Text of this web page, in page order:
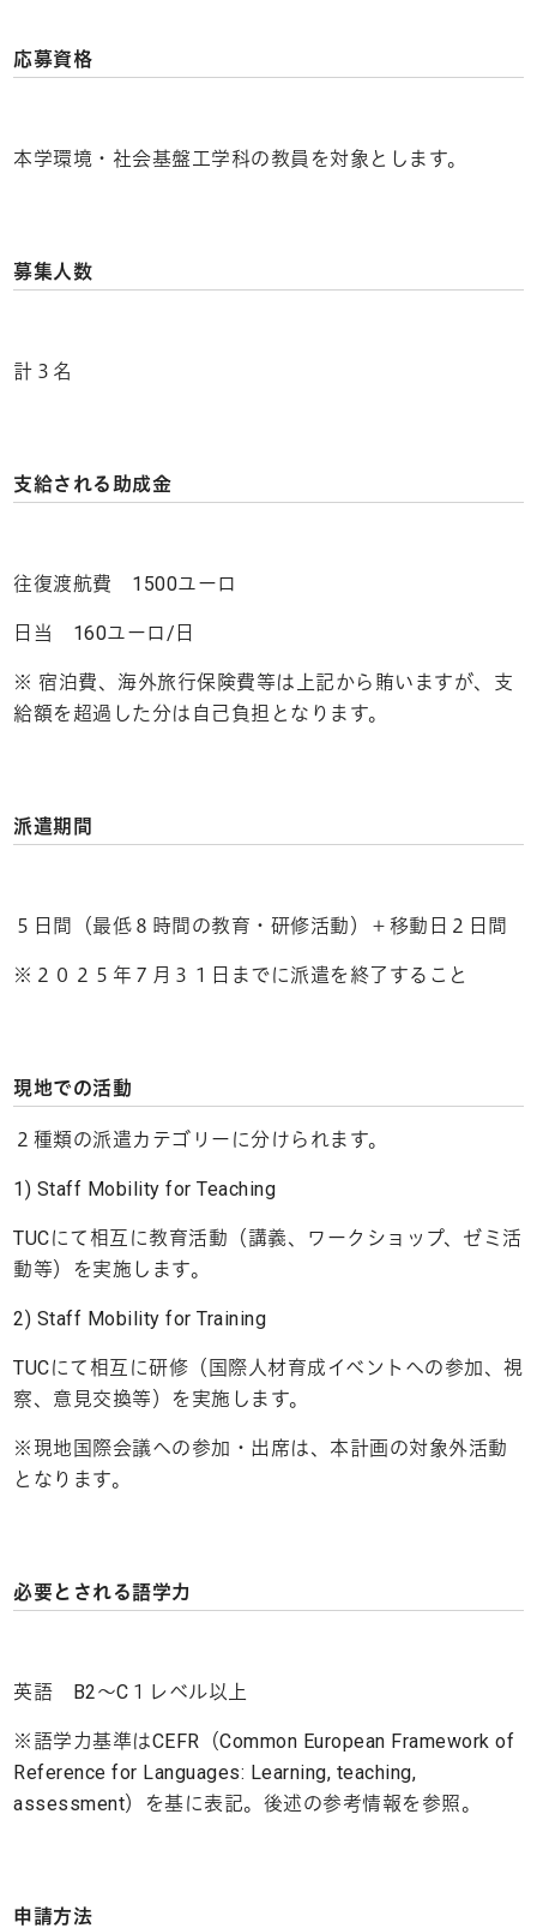
応募資格
本学環境・社会基盤工学科の教員を対象とします。
募集人数
計３名
支給される助成金
往復渡航費 1500ユーロ
日当 160ユーロ/日
※ 宿泊費、海外旅行保険費等は上記から賄いますが、支
給額を超過した分は自己負担となります。
派遣期間
５日間（最低８時間の教育・研修活動）＋移動日２日間
※２０２５年７月３１日までに派遣を終了すること
現地での活動
２種類の派遣カテゴリーに分けられます。
1) Staff Mobility for Teaching
TUCにて相互に教育活動（講義、ワークショップ、ゼミ活
動等）を実施します。
2) Staff Mobility for Training
TUCにて相互に研修（国際人材育成イベントへの参加、視
察、意見交換等）を実施します。
※現地国際会議への参加・出席は、本計画の対象外活動
となります。
必要とされる語学力
英語 B2～C１レベル以上
※語学力基準はCEFR（Common European Framework of
Reference for Languages: Learning, teaching,
assessment）を基に表記。後述の参考情報を参照。
申請方法